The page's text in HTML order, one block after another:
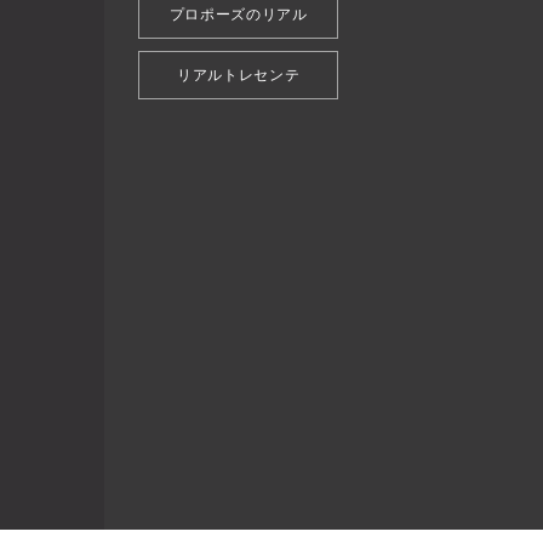
プロポーズのリアル
リアルトレセンテ